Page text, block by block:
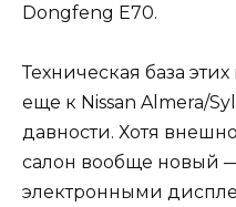
Dongfeng E70.
Техническая база
еще к Nissan Almera/
давности. Хотя
салон вообще новый
электронными